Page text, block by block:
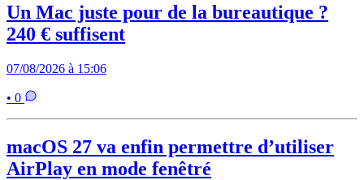
Un Mac juste pour de la bureautique ?
240 € suffisent
07/08/2026 à 15:06
• 0
macOS 27 va enfin permettre d’utiliser
AirPlay en mode fenêtré